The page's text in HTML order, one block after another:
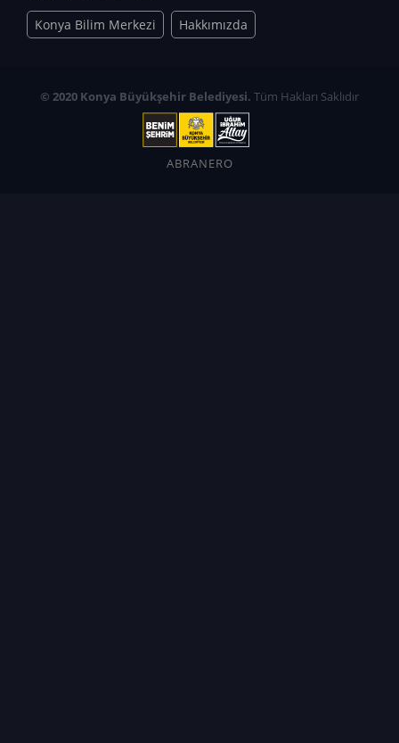
Konya Bilim Merkezi Hakkımızda
© 2020 Konya Büyükşehir Belediyesi. Tüm Hakları Saklıdır
ABRANERO